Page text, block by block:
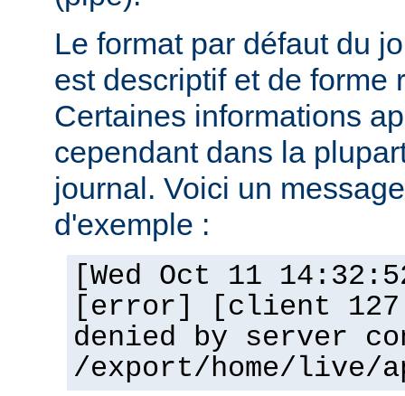
Le format par défaut du
est descriptif et de forme
Certaines informations
cependant dans la
journal. Voici un
d'exemple :
[Wed Oct 11
[error] [client
denied by server
/export/home/live/